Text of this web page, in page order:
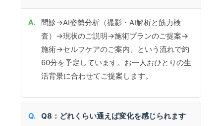
問診→AI姿勢分析（撮影・AI解析と筋力検
査）→現状のご説明→施術プランのご提案→
施術→セルフケアのご案内、という流れで約
60分を予定しています。お一人おひとりの生
活背景に合わせてご提案します。
Q8：どれくらい通えば変化を感じられます